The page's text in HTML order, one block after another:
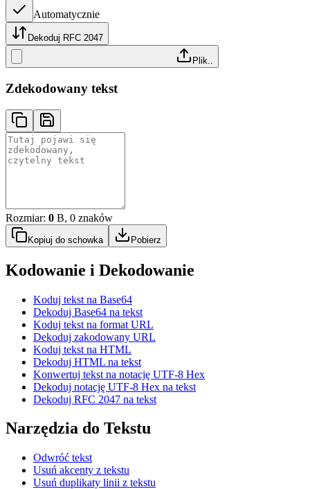
Automatycznie
Dekoduj RFC 2047
Plik..
Zdekodowany tekst
Rozmiar: 0 B, 0 znaków
Kopiuj do schowka Pobierz
Kodowanie i Dekodowanie
Koduj tekst na Base64
Dekoduj Base64 na tekst
Koduj tekst na format URL
Dekoduj zakodowany URL
Koduj tekst na HTML
Dekoduj HTML na tekst
Konwertuj tekst na notację UTF-8 Hex
Dekoduj notację UTF-8 Hex na tekst
Dekoduj RFC 2047 na tekst
Narzędzia do Tekstu
Odwróć tekst
Usuń akcenty z tekstu
Usuń duplikaty linii z tekstu